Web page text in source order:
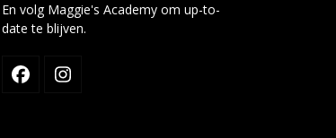
En volg Maggie's Academy om up-to-
date te blijven.
FacebookInstagram